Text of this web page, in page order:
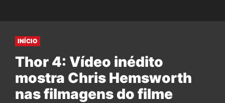
INÍCIO
Thor 4: Vídeo inédito
mostra Chris Hemsworth
nas filmagens do filme